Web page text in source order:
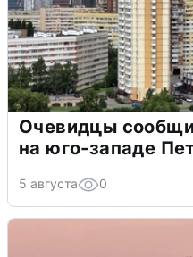
Очевидцы
на юго-западе
5 августа 0